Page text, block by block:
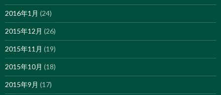
2016年1月 (24)
2015年12月 (26)
2015年11月 (19)
2015年10月 (18)
2015年9月 (17)